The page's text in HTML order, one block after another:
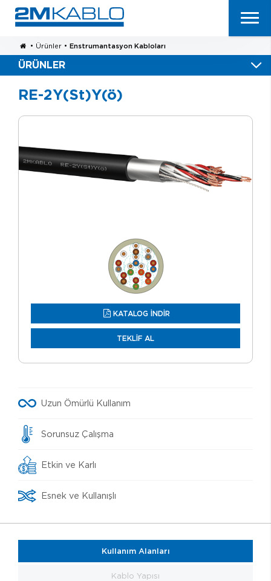
• Ürünler • Enstrumantasyon Kabloları
ÜRÜNLER
RE-2Y(St)Y(ö)
KATALOG İNDİR
TEKLİF AL
Uzun Ömürlü Kullanım
Sorunsuz Çalışma
Etkin ve Karlı
Esnek ve Kullanışlı
Kullanım Alanları
Kablo Yapısı